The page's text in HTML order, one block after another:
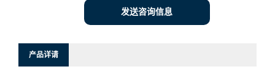
发送咨询信息
产品详请